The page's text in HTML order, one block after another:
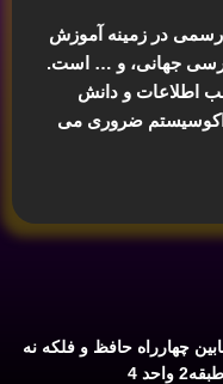
در زمینه آموزش
جهانی، و … است.
اطلاعات و دانش
اکوسیستم ضروری می
چهارراه حافظ و فلکه نه